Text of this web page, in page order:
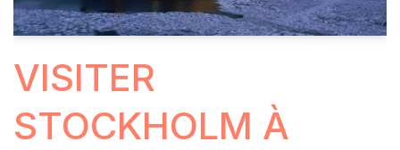
VISITER
STOCKHOLM À